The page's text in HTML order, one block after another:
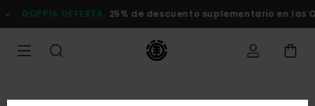
alle
informazioni
prodotto
DOPPIA OFFERTA 25% de descuento suplementario en